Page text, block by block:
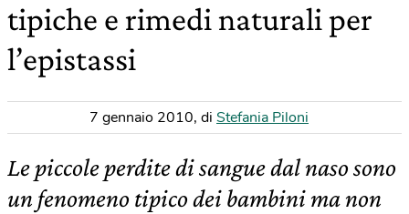
tipiche e rimedi naturali per
l’epistassi
7 gennaio 2010, di Stefania Piloni
Le piccole perdite di sangue dal naso sono
un fenomeno tipico dei bambini ma non